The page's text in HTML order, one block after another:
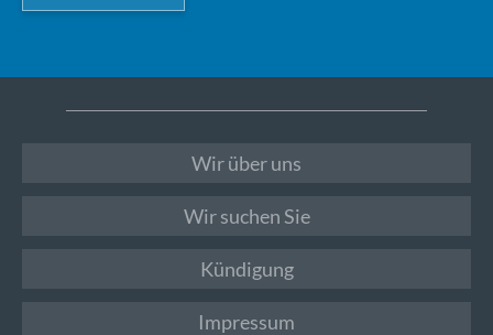
Wir über uns
Wir suchen Sie
Kündigung
Impressum